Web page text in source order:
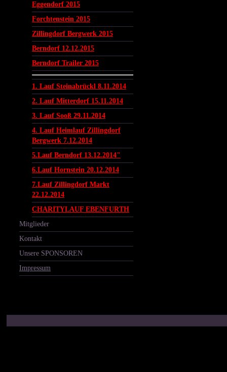
Eggendorf 2015
Forchtenstein 2015
Zillingdorf Bergwerk 2015
Berndorf 12.12.2015
Berndorf Trailer 2015
1. Lauf Steinabrückl 8.11.2014
2. Lauf Mitterdorf 15.11.2014
3. Lauf Sooß 29.11.2014
4. Lauf Heimlauf Zillingdorf
Bergwerk 7.12.2014
5.Lauf Berndorf 13.12.2014"
6.Lauf Hornstein 20.12.2014
7.Lauf Zillingdorf Markt
22.12.2014
CHARITYLAUF EBENFURTH
Mitglieder
Kontakt
Unsere SPONSOREN
Impressum